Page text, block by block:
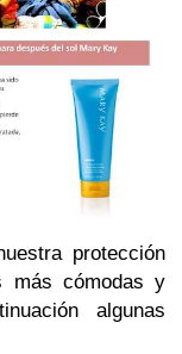
protección
más cómodas y
algunas